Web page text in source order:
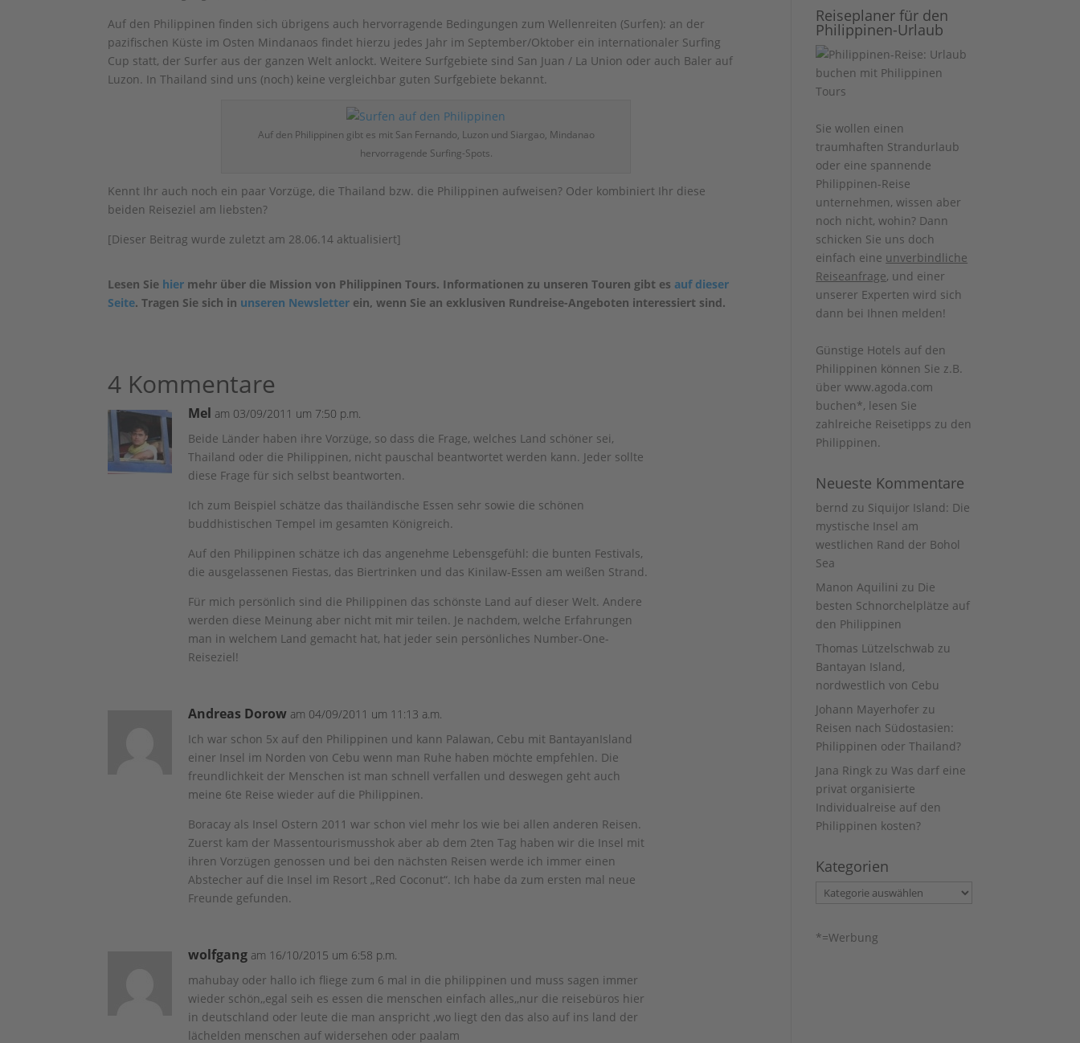
Auf den Philippinen finden sich übrigens auch hervorragende Bedingungen zum Wellenreiten (Surfen): an der
pazifischen Küste im Osten Mindanaos findet hierzu jedes Jahr im September/Oktober ein internationaler Surfing
Cup statt, der Surfer aus der ganzen Welt anlockt. Weitere Surfgebiete sind San Juan / La Union oder auch Baler auf
Luzon. In Thailand sind uns (noch) keine vergleichbar guten Surfgebiete bekannt.
Auf den Philippinen gibt es mit San Fernando, Luzon und Siargao, Mindanao
hervorragende Surfing-Spots.
Kennt Ihr auch noch ein paar Vorzüge, die Thailand bzw. die Philippinen aufweisen? Oder kombiniert Ihr diese
beiden Reiseziel am liebsten?
[Dieser Beitrag wurde zuletzt am 28.06.14 aktualisiert]
Lesen Sie hier mehr über die Mission von Philippinen Tours. Informationen zu unseren Touren gibt es auf dieser
Seite. Tragen Sie sich in unseren Newsletter ein, wenn Sie an exklusiven Rundreise-Angeboten interessiert sind.
4 Kommentare
Mel am 03/09/2011 um 7:50 p.m.
Beide Länder haben ihre Vorzüge, so dass die Frage, welches Land schöner sei,
Thailand oder die Philippinen, nicht pauschal beantwortet werden kann. Jeder sollte
diese Frage für sich selbst beantworten.
Ich zum Beispiel schätze das thailändische Essen sehr sowie die schönen
buddhistischen Tempel im gesamten Königreich.
Auf den Philippinen schätze ich das angenehme Lebensgefühl: die bunten Festivals,
die ausgelassenen Fiestas, das Biertrinken und das Kinilaw-Essen am weißen Strand.
Für mich persönlich sind die Philippinen das schönste Land auf dieser Welt. Andere
werden diese Meinung aber nicht mit mir teilen. Je nachdem, welche Erfahrungen
man in welchem Land gemacht hat, hat jeder sein persönliches Number-One-
Reiseziel!
Andreas Dorow am 04/09/2011 um 11:13 a.m.
Ich war schon 5x auf den Philippinen und kann Palawan, Cebu mit BantayanIsland
einer Insel im Norden von Cebu wenn man Ruhe haben möchte empfehlen. Die
freundlichkeit der Menschen ist man schnell verfallen und deswegen geht auch
meine 6te Reise wieder auf die Philippinen.
Boracay als Insel Ostern 2011 war schon viel mehr los wie bei allen anderen Reisen.
Zuerst kam der Massentourismusshok aber ab dem 2ten Tag haben wir die Insel mit
ihren Vorzügen genossen und bei den nächsten Reisen werde ich immer einen
Abstecher auf die Insel im Resort „Red Coconut“. Ich habe da zum ersten mal neue
Freunde gefunden.
wolfgang am 16/10/2015 um 6:58 p.m.
mahubay oder hallo ich fliege zum 6 mal in die philippinen und muss sagen immer
wieder schön,,egal seih es essen die menschen einfach alles,,nur die reisebüros hier
in deutschland oder leute die man anspricht ,wo liegt den das also auf ins land der
lächelden menschen auf widersehen oder paalam
Reiseplaner für den
Philippinen-Urlaub
Sie wollen einen
traumhaften Strandurlaub
oder eine spannende
Philippinen-Reise
unternehmen, wissen aber
noch nicht, wohin? Dann
schicken Sie uns doch
einfach eine unverbindliche
Reiseanfrage, und einer
unserer Experten wird sich
dann bei Ihnen melden!
Günstige Hotels auf den
Philippinen können Sie z.B.
über www.agoda.com
buchen*, lesen Sie
zahlreiche Reisetipps zu den
Philippinen.
Neueste Kommentare
bernd zu Siquijor Island: Die
mystische Insel am
westlichen Rand der Bohol
Sea
Manon Aquilini zu Die
besten Schnorchelplätze auf
den Philippinen
Thomas Lützelschwab zu
Bantayan Island,
nordwestlich von Cebu
Johann Mayerhofer zu
Reisen nach Südostasien:
Philippinen oder Thailand?
Jana Ringk zuWas darf eine
privat organisierte
Individualreise auf den
Philippinen kosten?
Kategorien
Kategorien
*=Werbung